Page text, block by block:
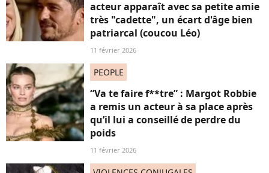
acteur apparaît avec sa petite amie
très "cadette", un écart d'âge bien
patriarcal (coucou Léo)
11 février 2026
PEOPLE
“Va te faire f**tre” : Margot Robbie
a remis un acteur à sa place après
qu’il lui a conseillé de perdre du
poids
11 février 2026